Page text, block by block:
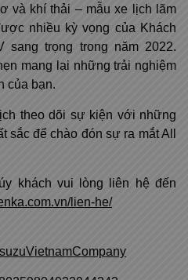
và khí thải – mẫu xe lịch lãm
nhiều kỳ vọng của Khách
sang trọng trong năm 2022.
mang lại những trải nghiệm
của bạn.
theo dõi sự kiện với những
sắc để chào đón sự ra mắt All
khách vui lòng liên hệ đến
lien-he/